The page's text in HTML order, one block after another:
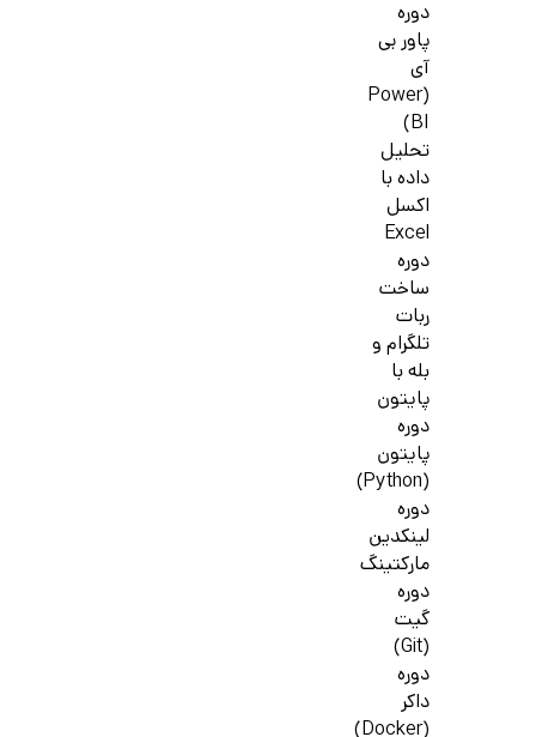
دوره
پاور بی
آی
(Power
BI)
تحلیل
داده با
اکسل
Excel
دوره
ساخت
ربات
تلگرام و
بله با
پایتون
دوره
پایتون
(Python)
دوره
لینکدین
مارکتینگ
دوره
گیت
(Git)
دوره
داکر